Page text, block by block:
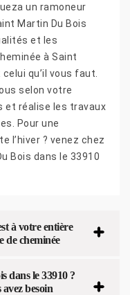
un ramoneur
Martin Du Bois
et les
à Saint
qu’il vous faut.
selon votre
et réalise les travaux
Pour une
l’hiver ? venez chez
Bois dans le 33910
à votre entière
de cheminée
dans le 33910 ?
besoin